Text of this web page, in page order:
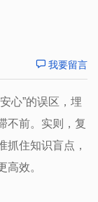
我要留言
心”的误区，埋
不前。实则，复
抓住知识盲点，
效。